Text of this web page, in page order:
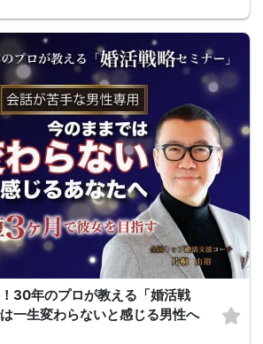
！30年のプロが教える「婚活戦
一生変わらないと感じる男性へ